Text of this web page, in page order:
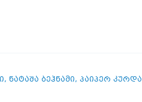
, ნატაშა ბეჰნამი, პაიპერ კურდა